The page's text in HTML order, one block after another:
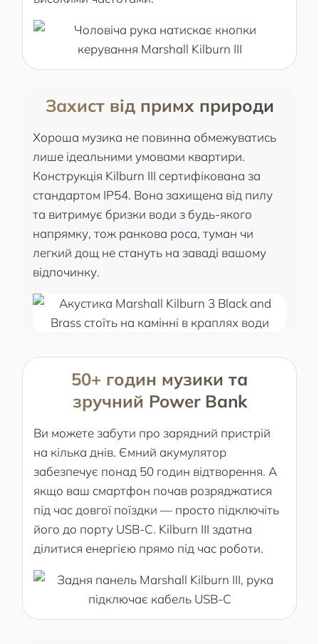
Захист від примх природи
Хороша музика не повинна обмежуватись
лише ідеальними умовами квартири.
Конструкція Kilburn III сертифікована за
стандартом IP54. Вона захищена від пилу
та витримує бризки води з будь-якого
напрямку, тож ранкова роса, туман чи
легкий дощ не стануть на заваді вашому
відпочинку.
50+ годин музики та
зручний Power Bank
Ви можете забути про зарядний пристрій
на кілька днів. Ємний акумулятор
забезпечує понад 50 годин відтворення. А
якщо ваш смартфон почав розряджатися
під час довгої поїздки — просто підключіть
його до порту USB-C. Kilburn III здатна
ділитися енергією прямо під час роботи.